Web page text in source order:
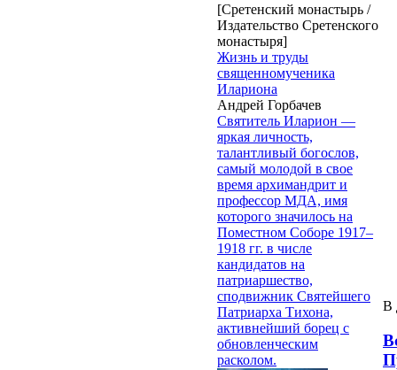
[Сретенский монастырь /
Издательство Сретенского
монастыря]
Жизнь и труды
священномученика
Илариона
Андрей Горбачев
Святитель Иларион —
яркая личность,
талантливый богослов,
самый молодой в свое
время архимандрит и
профессор МДА, имя
которого значилось на
Поместном Соборе 1917–
1918 гг. в числе
кандидатов на
патриаршество,
сподвижник Святейшего
Патриарха Тихона,
активнейший борец с
обновленческим
расколом.
В